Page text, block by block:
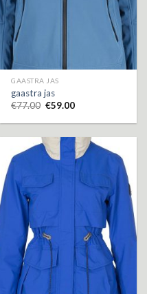
GAASTRA JAS
gaastra jas
€77.00 €59.00